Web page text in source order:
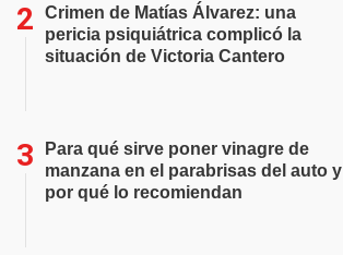
Crimen de Matías Álvarez: una
pericia psiquiátrica complicó la
situación de Victoria Cantero
Para qué sirve poner vinagre de
manzana en el parabrisas del auto y
por qué lo recomiendan